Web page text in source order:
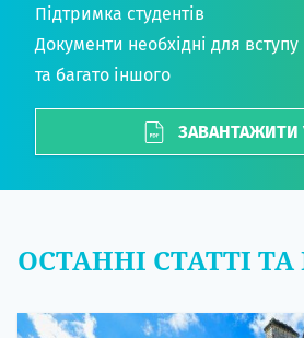
Підтримка студентів
Документи необхідні для вступу
та багато іншого
ЗАВАНТАЖИТИ
ОСТАННІ СТАТТІ